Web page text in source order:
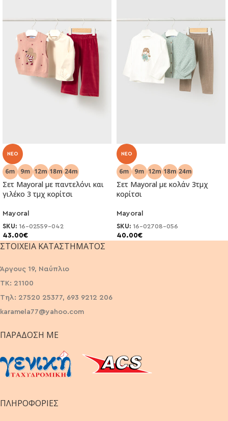
NEO
Σετ Mayoral με παντελόνι και
γιλέκο 3 τμχ κορίτσι
Mayoral
SKU: 16-02559-042
43.00€
NEO
Σετ Mayoral με κολάν 3τμχ
κορίτσι
Mayoral
SKU: 16-02708-056
40.00€
ΣΤΟΙΧΕΊΑ ΚΑΤΑΣΤΉΜΑΤΟΣ
Άργους 19, Ναύπλιο
ΤΚ: 21100
Τηλ: 27520 25377, 693 9212 206
karamela77@yahoo.com
ΠΑΡΆΔΟΣΗ ΜΕ
ΠΛΗΡΟΦΟΡΙΕΣ